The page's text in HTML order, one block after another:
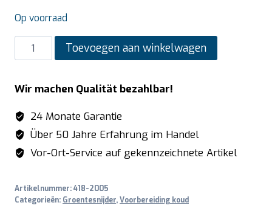
Op voorraad
SARO
R003
3
mm
voor
CARUS/TITUS
aantal
Toevoegen aan winkelwagen
Wir machen Qualität bezahlbar!
24 Monate Garantie
Über 50 Jahre Erfahrung im Handel
Vor-Ort-Service auf gekennzeichnete Artikel
Artikelnummer:418-2005
Categorieën: Groentesnijder,Voorbereiding koud